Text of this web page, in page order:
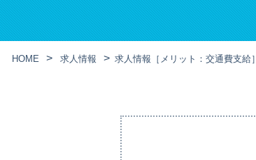
HOME 求人情報 求人情報［メリット：交通費支給］